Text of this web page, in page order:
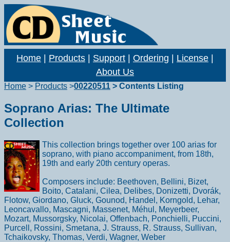
Home Products Support Ordering License
About Us
Home > Products >00220511 > Contents Listing
Soprano Arias: The Ultimate
Collection
This collection brings together over 100 arias for
soprano, with piano accompaniment, from 18th,
19th and early 20th century operas.
Composers include: Beethoven, Bellini, Bizet,
Boito, Catalani, Cilea, Delibes, Donizetti, Dvorák,
Flotow, Giordano, Gluck, Gounod, Handel, Korngold, Lehar,
Leoncavallo, Mascagni, Massenet, Méhul, Meyerbeer,
Mozart, Mussorgsky, Nicolai, Offenbach, Ponchielli, Puccini,
Purcell, Rossini, Smetana, J. Strauss, R. Strauss, Sullivan,
Tchaikovsky, Thomas, Verdi, Wagner, Weber